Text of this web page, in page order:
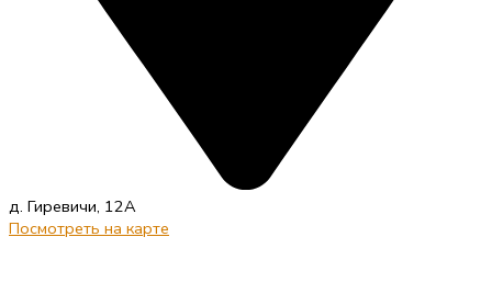
д. Гиревичи, 12А
Посмотреть на карте